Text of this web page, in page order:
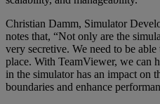
Christian Damm, Simulator
notes that, “Not only are the
very secretive. We need to be
place. With TeamViewer, we can
in the simulator has an impact on
boundaries and enhance